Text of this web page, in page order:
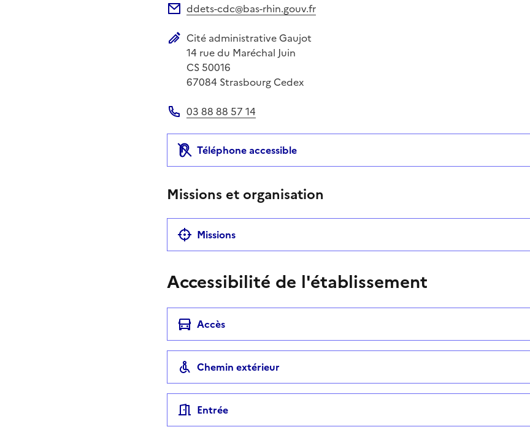
ddets-cdc@bas-rhin.gouv.fr
Adresse postale
Cité administrative Gaujot
14 rue du Maréchal Juin
CS 50016
67084 Strasbourg Cedex
03 88 88 57 14
Téléphone accessible
Missions et organisation
Missions
Accessibilité de l'établissement
Accès
Chemin extérieur
Entrée